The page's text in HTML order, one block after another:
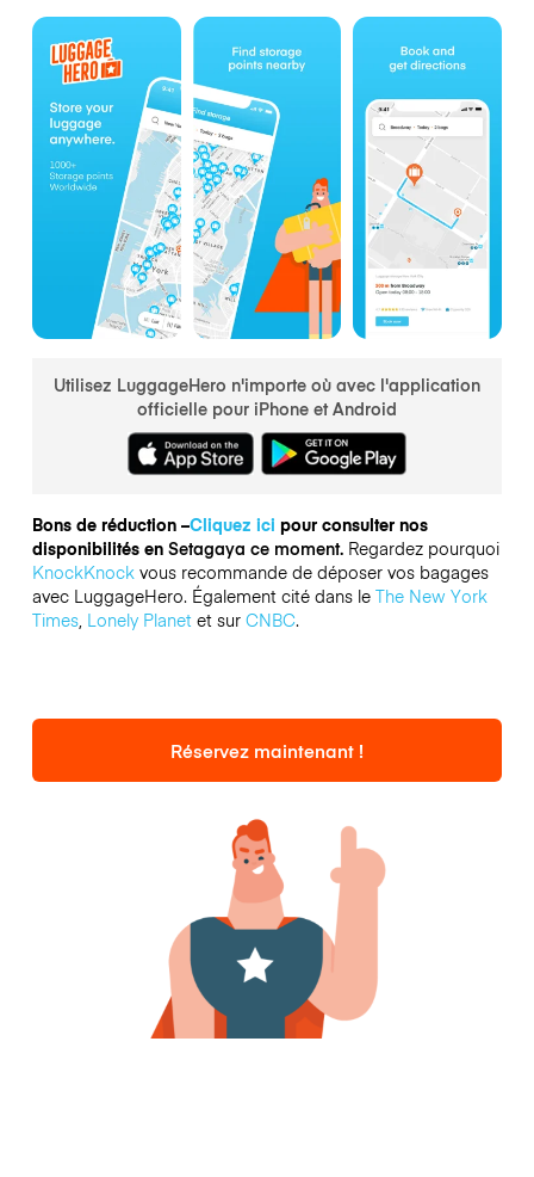
Utilisez LuggageHero n'importe où avec l'application
officielle pour iPhone et Android
Bons de réduction –Cliquez ici pour consulter nos
disponibilités en Setagaya ce moment. Regardez pourquoi
KnockKnockvous recommande de déposer vos bagages
avec LuggageHero. Également cité dans le The New York
Times, Lonely Planetet sur CNBC.
Réservez maintenant !